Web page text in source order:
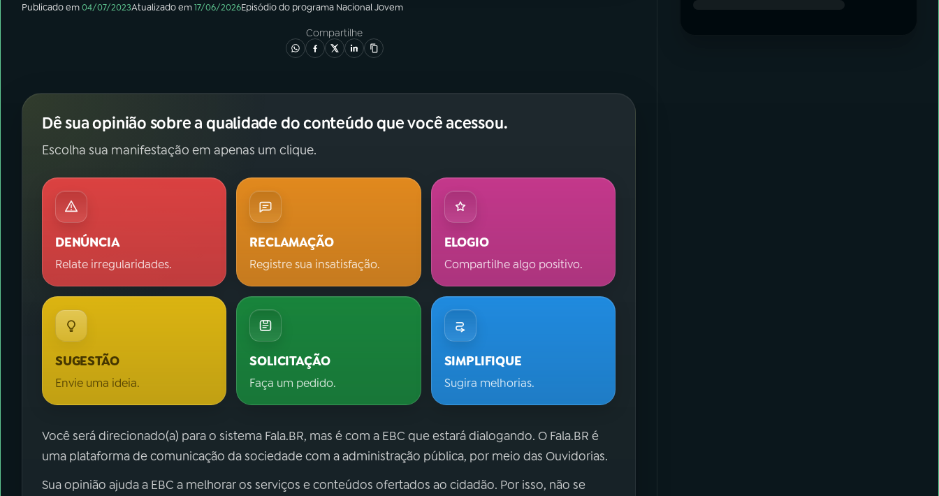
Publicado em04/07/2023Atualizado em17/06/2026Episódiodo programa Nacional Jovem
Compartilhe
Dê sua opinião sobre a qualidade do conteúdo que você acessou.
Escolha sua manifestação em apenas um clique.
DENÚNCIA
Relate irregularidades.
RECLAMAÇÃO
Registre sua insatisfação.
ELOGIO
Compartilhe algo positivo.
SUGESTÃO
Envie uma ideia.
SOLICITAÇÃO
Faça um pedido.
SIMPLIFIQUE
Sugira melhorias.
Você será direcionado(a) para o sistema Fala.BR, mas é com a EBC que estará dialogando. O Fala.BR é
uma plataforma de comunicação da sociedade com a administração pública, por meio das Ouvidorias.
Sua opinião ajuda a EBC a melhorar os serviços e conteúdos ofertados ao cidadão. Por isso, não se